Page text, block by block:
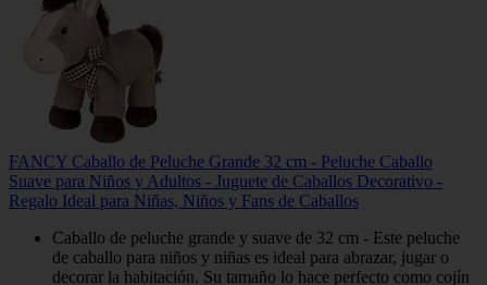
FANCY Caballo de Peluche Grande 32 cm - Peluche Caballo
Suave para Niños y Adultos - Juguete de Caballos Decorativo -
Regalo Ideal para Niñas, Niños y Fans de Caballos
Caballo de peluche grande y suave de 32 cm - Este peluche
de caballo para niños y niñas es ideal para abrazar, jugar o
decorar la habitación. Su tamaño lo hace perfecto como cojín